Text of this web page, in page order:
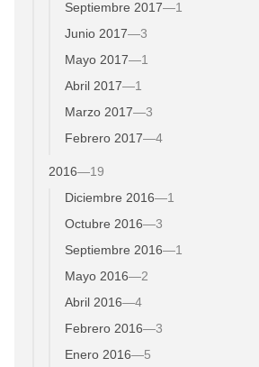
Septiembre 2017—1
Junio 2017—3
Mayo 2017—1
Abril 2017—1
Marzo 2017—3
Febrero 2017—4
2016—19
Diciembre 2016—1
Octubre 2016—3
Septiembre 2016—1
Mayo 2016—2
Abril 2016—4
Febrero 2016—3
Enero 2016—5